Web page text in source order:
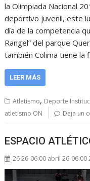
la Olimpiada Nacional
deportivo juvenil, este
día de la competencia
Rangel” del parque
también Colima tiene la
LEER MÁS
Atletismo, Deporte
atletismo ON Deja un
ESPACIO
26 26-06:00 abril 26-06:00